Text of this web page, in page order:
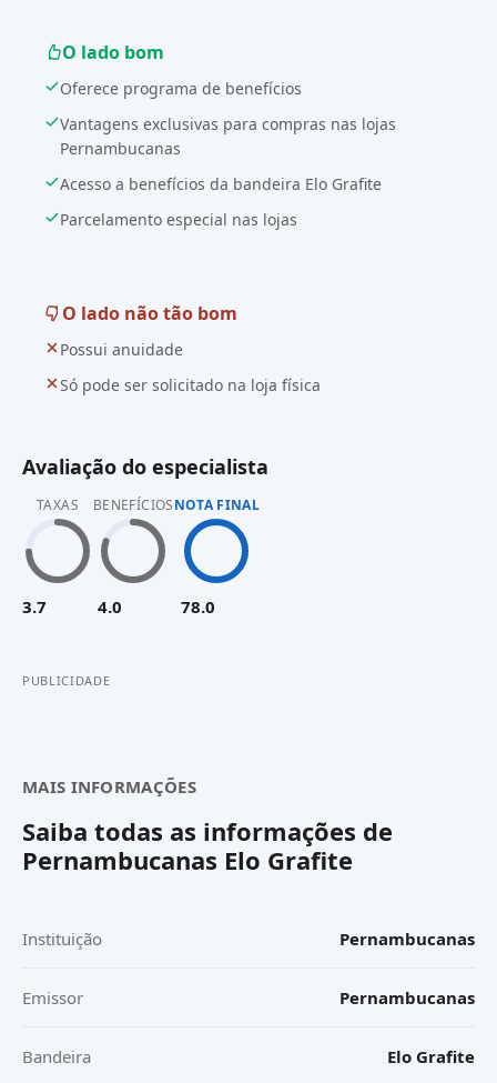
O lado bom
Oferece programa de benefícios
Vantagens exclusivas para compras nas lojas
Pernambucanas
Acesso a benefícios da bandeira Elo Grafite
Parcelamento especial nas lojas
O lado não tão bom
Possui anuidade
Só pode ser solicitado na loja física
Avaliação do especialista
TAXAS
3.7
BENEFÍCIOS
4.0
NOTA FINAL
78.0
PUBLICIDADE
MAIS INFORMAÇÕES
Saiba todas as informações de
Pernambucanas Elo Grafite
Instituição Pernambucanas
Emissor Pernambucanas
Bandeira Elo Grafite